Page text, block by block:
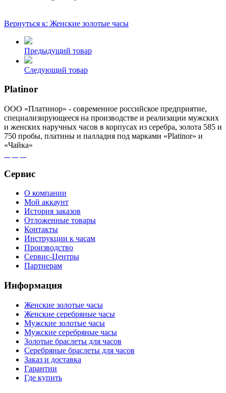
Вернуться к: Женские золотые часы
Предыдущий товар
Следующий товар
Platinor
ООО «Платинор» - современное российское предприятие,
специализирующееся на производстве и реализации мужских
и женских наручных часов в корпусах из серебра, золота 585 и
750 пробы, платины и палладия под марками «Platinor» и
«Чайка»
Сервис
О компании
Мой аккаунт
История заказов
Отложенные товары
Контакты
Инструкции к часам
Производство
Сервис-Центры
Партнерам
Информация
Женские золотые часы
Женские серебряные часы
Мужские золотые часы
Мужские серебряные часы
Золотые браслеты для часов
Серебряные браслеты для часов
Заказ и доставка
Гарантии
Где купить